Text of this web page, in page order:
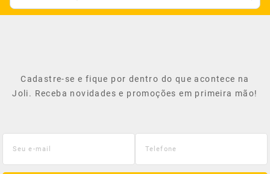
Cadastre-se e fique por dentro do que acontece na
Joli. Receba novidades e promoções em primeira mão!